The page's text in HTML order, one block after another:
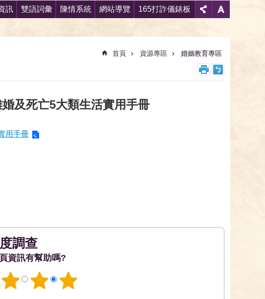
訊 雙語詞彙 陳情系統 網站導覽 165打詐儀錶板
首頁 資源專區 婚姻教育專區
及死亡5大類生活實用手冊
用手冊
資訊有幫助嗎?